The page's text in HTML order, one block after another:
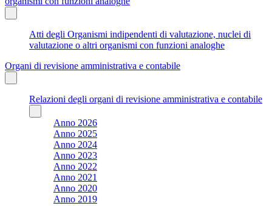
Atti degli Organismi indipendenti di valutazione, nuclei di
valutazione o altri organismi con funzioni analoghe
Organi di revisione amministrativa e contabile
Relazioni degli organi di revisione amministrativa e contabile
Anno 2026
Anno 2025
Anno 2024
Anno 2023
Anno 2022
Anno 2021
Anno 2020
Anno 2019